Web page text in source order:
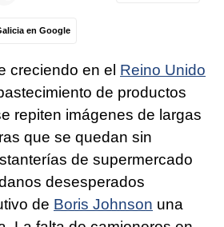
en Google
creciendo en el Reino Unido
de productos
repiten imágenes de largas
que se quedan sin
de supermercado
desesperados
de Boris Johnson una